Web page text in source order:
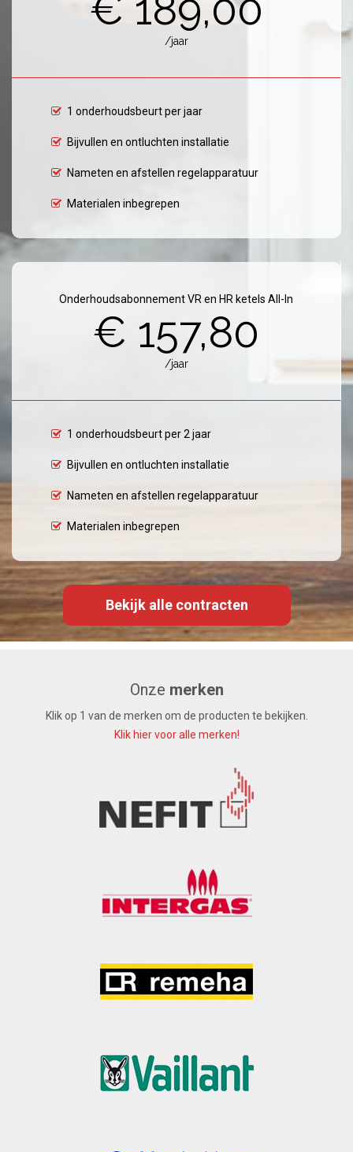
/jaar
1 onderhoudsbeurt per jaar
Bijvullen en ontluchten installatie
Nameten en afstellen regelapparatuur
Materialen inbegrepen
Onderhoudsabonnement VR en HR ketels All-In
€ 157,80
/jaar
1 onderhoudsbeurt per 2 jaar
Bijvullen en ontluchten installatie
Nameten en afstellen regelapparatuur
Materialen inbegrepen
Bekijk alle contracten
Onze merken
Klik op 1 van de merken om de producten te bekijken.
Klik hier voor alle merken!